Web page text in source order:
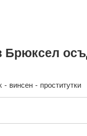
Брюксел
- винсен - проститутки